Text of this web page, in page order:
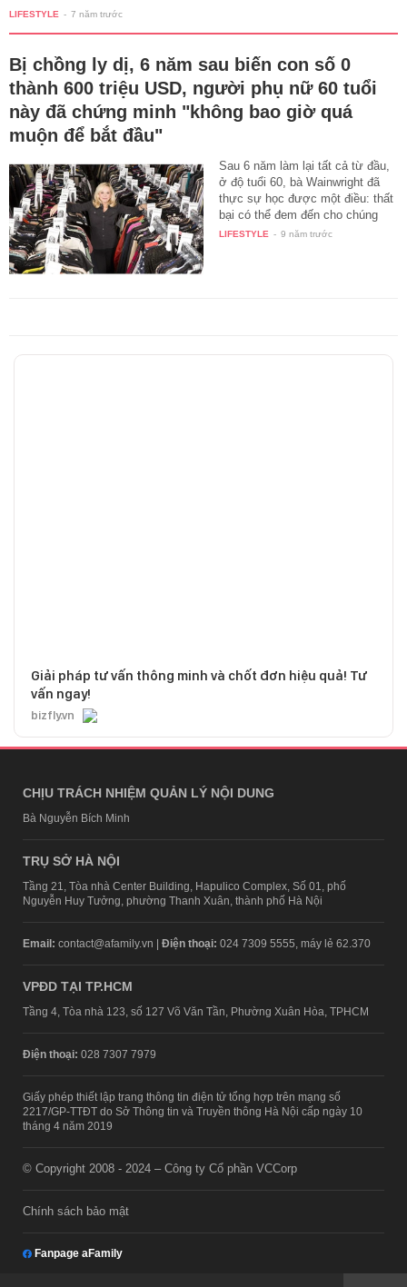
LIFESTYLE - 7 năm trước
Bị chồng ly dị, 6 năm sau biến con số 0
thành 600 triệu USD, người phụ nữ 60 tuổi
này đã chứng minh "không bao giờ quá
muộn để bắt đầu"
Sau 6 năm làm lại tất cả từ đầu,
ở độ tuổi 60, bà Wainwright đã
thực sự học được một điều: thất
bại có thể đem đến cho chúng
ta…
LIFESTYLE - 9 năm trước
Giải pháp tư vấn thông minh và chốt đơn hiệu quả! Tư
vấn ngay!
bizfly.vn
CHỊU TRÁCH NHIỆM QUẢN LÝ NỘI DUNG
Bà Nguyễn Bích Minh
TRỤ SỞ HÀ NỘI
Tầng 21, Tòa nhà Center Building, Hapulico Complex, Số 01, phố
Nguyễn Huy Tưởng, phường Thanh Xuân, thành phố Hà Nội
Email: contact@afamily.vn | Điện thoại: 024 7309 5555, máy lẻ 62.370
VPĐD TẠI TP.HCM
Tầng 4, Tòa nhà 123, số 127 Võ Văn Tần, Phường Xuân Hòa, TPHCM
Điện thoại: 028 7307 7979
Giấy phép thiết lập trang thông tin điện tử tổng hợp trên mạng số
2217/GP-TTĐT do Sở Thông tin và Truyền thông Hà Nội cấp ngày 10
tháng 4 năm 2019
© Copyright 2008 - 2024 – Công ty Cổ phần VCCorp
Chính sách bảo mật
Fanpage aFamily